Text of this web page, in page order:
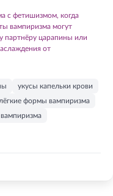
с фетишизмом, когда
вампиризма могут
партнёру царапины или
от
укусы капельки крови
лёгкие формы вампиризма